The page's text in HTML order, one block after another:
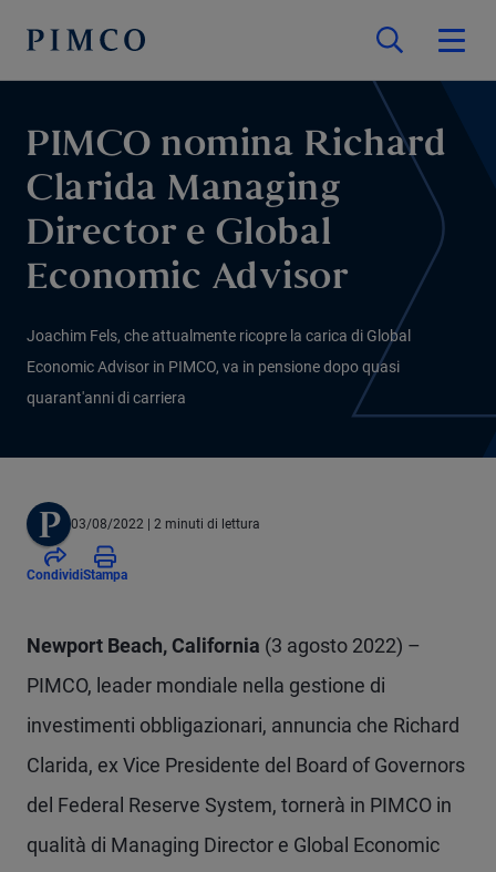
PIMCO nomina Richard
Clarida Managing
Director e Global
Economic Advisor
Joachim Fels, che attualmente ricopre la carica di Global
Economic Advisor in PIMCO, va in pensione dopo quasi
quarant'anni di carriera
03/08/2022 | 2 minuti di lettura
CondividiStampa
Newport Beach, California (3 agosto 2022) –
PIMCO, leader mondiale nella gestione di
investimenti obbligazionari, annuncia che Richard
Clarida, ex Vice Presidente del Board of Governors
del Federal Reserve System, tornerà in PIMCO in
qualità di Managing Director e Global Economic